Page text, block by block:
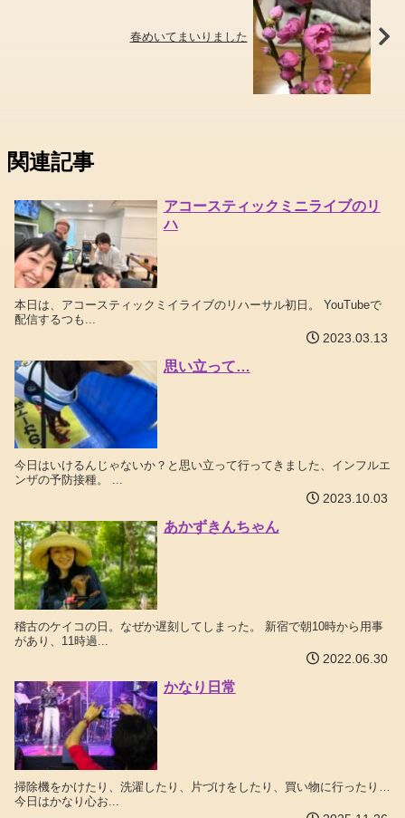
春めいてまいりました
関連記事
アコースティックミニライブのリ
ハ
本日は、アコースティックミイライブのリハーサル初日。 YouTubeで
配信するつも...
2023.03.13
思い立って…
今日はいけるんじゃないか？と思い立って行ってきました、インフルエ
ンザの予防接種。 ...
2023.10.03
あかずきんちゃん
稽古のケイコの日。なぜか遅刻してしまった。 新宿で朝10時から用事
があり、11時過...
2022.06.30
かなり日常
掃除機をかけたり、洗濯したり、片づけをしたり、買い物に行ったり…
今日はかなり心お...